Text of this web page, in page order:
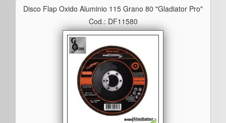
Disco Flap Oxido Aluminio 115 Grano 80 "gladiator Pro"
Cod.: DF11580